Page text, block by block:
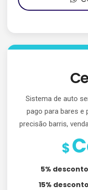
Sistema de auto
pago para bares e
precisão barris,
$
5% desconto
15% desconto